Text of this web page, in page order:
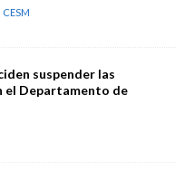
CESM
suspender las
el Departamento de